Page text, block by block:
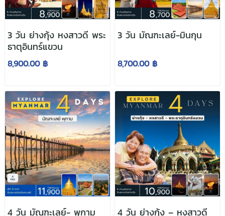
3 วัน ย่างกุ้ง หงสาวดี พระ
ธาตุอินทร์แขวน
8,900.00 ฿
3 วัน มัณฑะเลย์-มินกุน
8,700.00 ฿
4 วัน มัณฑะเลย์- พุกาม 4 วัน ย่างกุ้ง – หงสาวดี